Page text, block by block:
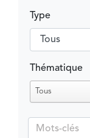
Type
Thématique
Tous